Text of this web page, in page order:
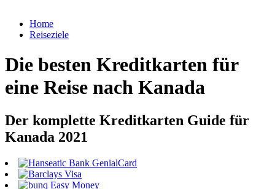
Home
Reiseziele
Die besten Kreditkarten für
eine Reise nach Kanada
Der komplette Kreditkarten Guide für
Kanada 2021